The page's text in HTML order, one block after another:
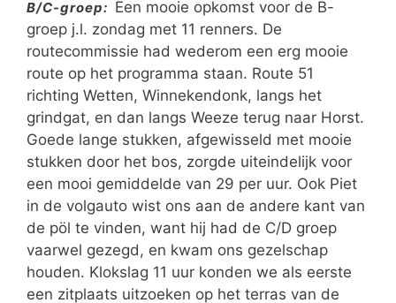
B/C-groep: Een mooie opkomst voor de B-
groep j.l. zondag met 11 renners. De
routecommissie had wederom een erg mooie
route op het programma staan. Route 51
richting Wetten, Winnekendonk, langs het
grindgat, en dan langs Weeze terug naar Horst.
Goede lange stukken, afgewisseld met mooie
stukken door het bos, zorgde uiteindelijk voor
een mooi gemiddelde van 29 per uur. Ook Piet
in de volgauto wist ons aan de andere kant van
de pöl te vinden, want hij had de C/D groep
vaarwel gezegd, en kwam ons gezelschap
houden. Klokslag 11 uur konden we als eerste
een zitplaats uitzoeken op het terras van de